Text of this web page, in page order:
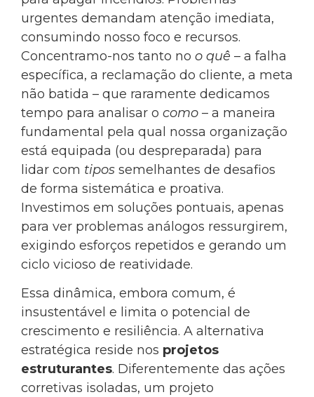
urgentes demandam atenção imediata,
consumindo nosso foco e recursos.
Concentramo-nos tanto no o quê – a falha
específica, a reclamação do cliente, a meta
não batida – que raramente dedicamos
tempo para analisar o como – a maneira
fundamental pela qual nossa organização
está equipada (ou despreparada) para
lidar com tipos semelhantes de desafios
de forma sistemática e proativa.
Investimos em soluções pontuais, apenas
para ver problemas análogos ressurgirem,
exigindo esforços repetidos e gerando um
ciclo vicioso de reatividade.
Essa dinâmica, embora comum, é
insustentável e limita o potencial de
crescimento e resiliência. A alternativa
estratégica reside nos projetos
estruturantes. Diferentemente das ações
corretivas isoladas, um projeto